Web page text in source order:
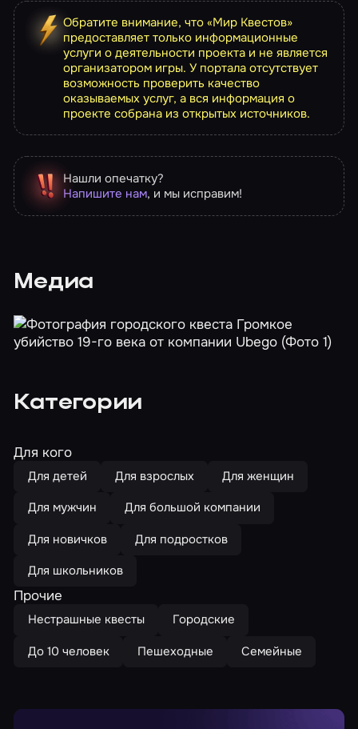
Обратите внимание, что «Мир Квестов»
предоставляет только информационные
услуги о деятельности проекта и не является
организатором игры. У портала отсутствует
возможность проверить качество
оказываемых услуг, а вся информация о
проекте собрана из открытых источников.
Нашли опечатку?
Напишите нам, и мы исправим!
Медиа
Категории
Для кого
Для детей Для взрослых
Для женщин
Для мужчин
Для большой компании
Для новичков
Для подростков
Для школьников
Прочие
Нестрашные квесты
Городские
До 10 человек
Пешеходные Семейные